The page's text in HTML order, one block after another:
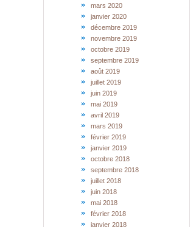
mars 2020
janvier 2020
décembre 2019
novembre 2019
octobre 2019
septembre 2019
août 2019
juillet 2019
juin 2019
mai 2019
avril 2019
mars 2019
février 2019
janvier 2019
octobre 2018
septembre 2018
juillet 2018
juin 2018
mai 2018
février 2018
janvier 2018